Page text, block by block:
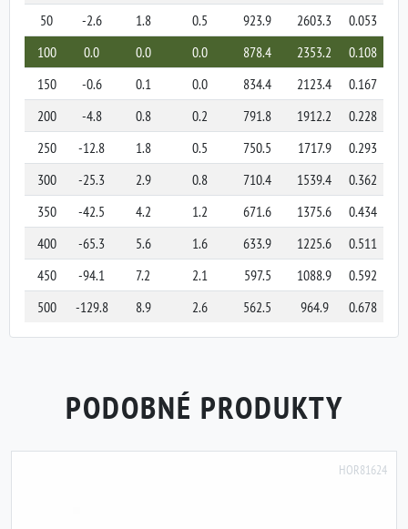
50 -2.6 1.8 0.5 923.9 2603.3
0.053
100
0.0 0.0 0.0 878.4 2353.2
0.108
150
-0.6 0.1 0.0 834.4 2123.4
0.167
200
-4.8 0.8 0.2 791.8 1912.2
0.228
250
-12.8 1.8 0.5 750.5 1717.9
0.293
300
-25.3 2.9 0.8 710.4 1539.4
0.362
350
-42.5 4.2 1.2 671.6 1375.6
0.434
400
-65.3 5.6 1.6 633.9 1225.6
0.511
450
-94.1 7.2 2.1 597.5 1088.9
0.592
500
-129.8 8.9 2.6 562.5 964.9 0.678
PODOBNÉ PRODUKTY
HOR81624